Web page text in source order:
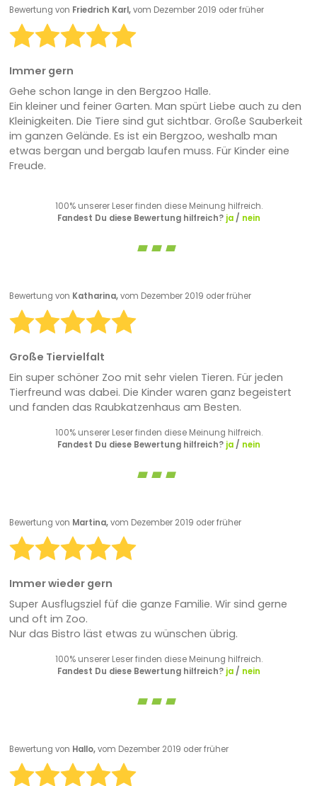
Bewertung von Friedrich Karl,vom Dezember 2019 oder früher
Immer gern
Gehe schon lange in den Bergzoo Halle.
Ein kleiner und feiner Garten. Man spürt Liebe auch zu den
Kleinigkeiten. Die Tiere sind gut sichtbar. Große Sauberkeit
im ganzen Gelände. Es ist ein Bergzoo, weshalb man
etwas bergan und bergab laufen muss. Für Kinder eine
Freude.
100% unserer Leser finden diese Meinung hilfreich.
Fandest Du diese Bewertung hilfreich? ja/ nein
Bewertung von Katharina,vom Dezember 2019 oder früher
Große Tiervielfalt
Ein super schöner Zoo mit sehr vielen Tieren. Für jeden
Tierfreund was dabei. Die Kinder waren ganz begeistert
und fanden das Raubkatzenhaus am Besten.
100% unserer Leser finden diese Meinung hilfreich.
Fandest Du diese Bewertung hilfreich? ja/ nein
Bewertung von Martina,vom Dezember 2019 oder früher
Immer wieder gern
Super Ausflugsziel füf die ganze Familie. Wir sind gerne
und oft im Zoo.
Nur das Bistro läst etwas zu wünschen übrig.
100% unserer Leser finden diese Meinung hilfreich.
Fandest Du diese Bewertung hilfreich? ja/ nein
Bewertung von Hallo,vom Dezember 2019 oder früher